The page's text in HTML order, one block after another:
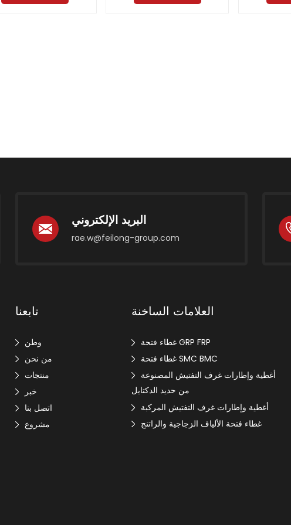
البريد الإلكتروني
rae.w@feilong-group.com
تابعنا
وطن
من نحن
منتجات
خبر
اتصل بنا
مشروع
العلامات الساخنة
غطاء فتحة GRP FRP
غطاء فتحة SMC BMC
أغطية وإطارات غرف التفتيش المصنوعة
من حديد الدكتايل
أغطية وإطارات غرف التفتيش المركبة
غطاء فتحة الألياف الزجاجية والراتنج